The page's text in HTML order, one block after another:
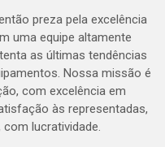
preza pela excelência
uma equipe altamente
as últimas tendências
Nossa missão é
com excelência em
às representadas,
lucratividade.